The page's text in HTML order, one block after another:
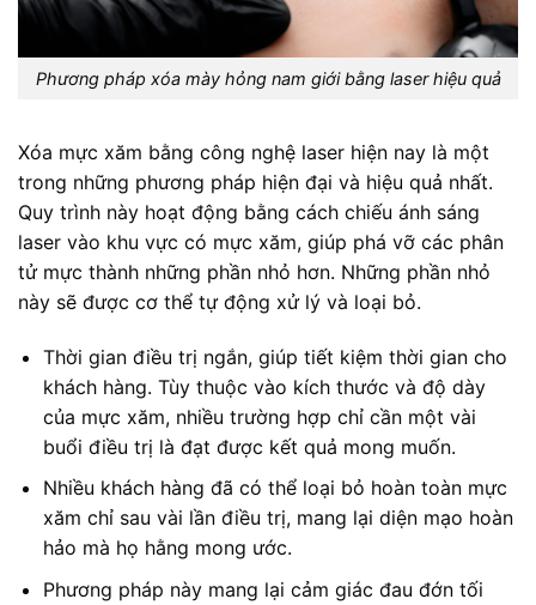
Phương pháp xóa mày hỏng nam giới bằng laser hiệu quả
Xóa mực xăm bằng công nghệ laser hiện nay là một
trong những phương pháp hiện đại và hiệu quả nhất.
Quy trình này hoạt động bằng cách chiếu ánh sáng
laser vào khu vực có mực xăm, giúp phá vỡ các phân
tử mực thành những phần nhỏ hơn. Những phần nhỏ
này sẽ được cơ thể tự động xử lý và loại bỏ.
Thời gian điều trị ngắn, giúp tiết kiệm thời gian cho
khách hàng. Tùy thuộc vào kích thước và độ dày
của mực xăm, nhiều trường hợp chỉ cần một vài
buổi điều trị là đạt được kết quả mong muốn.
Nhiều khách hàng đã có thể loại bỏ hoàn toàn mực
xăm chỉ sau vài lần điều trị, mang lại diện mạo hoàn
hảo mà họ hằng mong ước.
Phương pháp này mang lại cảm giác đau đớn tối